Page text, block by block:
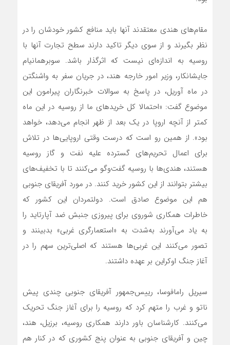
مقام‌های هندی معتقدند آنها باید منافع کشور خودشان را در
نظر بگیرند و از سوی دیگر تاکید دارند سطح تجارت آنها با
روسیه به اندازه‌ای نیست که اثرگذار باشد. سوبرهمانیام
جایشانکار، وزیر امور خارجه هند، در جریان سفر به واشنگتن
در ماه آوریل، در پاسخ به سوالات خبرنگاران پیرامون این
موضوع گفت: «احتمالا کل خریدهای ما از روسیه در این ماه
کمتر از آنچه اروپا در یک بعد از ظهر انجام می‌دهد، خواهد
بود». از همین رو است که درست وقتی اروپایی‌ها در تلاش
برای اعمال تحریم‌های گسترده علیه نفت و گاز روسیه
هستند، هندی‌ها با روسیه گفت‌وگو می‌کنند تا با تخفیف‌های
بیشتر بتوانند از این کشور خرید کنند. در مورد آفریقای جنوبی
هم این موضوع صادق است. دولتمردان این کشور که
خاطرات همکاری شوروی برای پیروزی جنبش ضد آپارتاید را
به یاد می‌آورند به‌شدت به «استعمارگری غربی» بدبینند و
تصور می‌کنند این غربی‌ها هستند که اصلی‌ترین سهم را در
آغاز جنگ اوکراین بر عهده داشتند.
سیریل رامافوسا، رییس‌جمهور آفریقای جنوبی چندی پیش
ناتو و غرب را متهم کرد که روسیه را برای آغاز جنگ تحریک
می‌کنند. کارشناسان باور دارند همکاری روسیه، برزیل، هند،
چین و آفریقای جنوبی به عنوان پنج کشوری که در کنار هم